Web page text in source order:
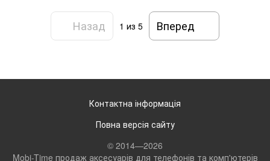
Назад 1 из 5 Вперед
Контактна інформація
Повна версія сайту
© 2014—2026
Mobi-Time продаж аксесуарів для телефонів та комп'ютерів